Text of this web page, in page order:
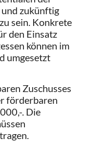
zukünftig
sein. Konkrete
den Einsatz
können im
umgesetzt
Zuschusses
förderbaren
. Die